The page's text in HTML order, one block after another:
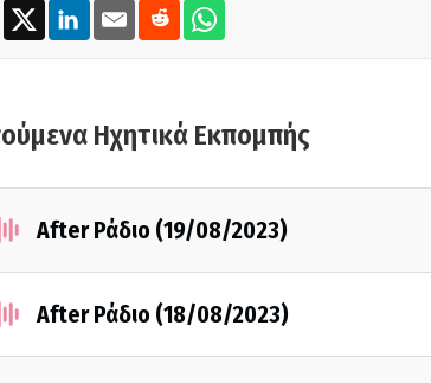
Ηχητικά Εκπομπής
After Ράδιο (19/08/2023)
After Ράδιο (18/08/2023)